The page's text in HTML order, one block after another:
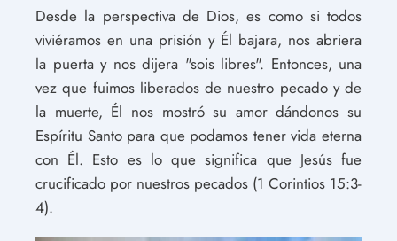
Desde la perspectiva de Dios, es como si todos
viviéramos en una prisión y Él bajara, nos abriera
la puerta y nos dijera "sois libres". Entonces, una
vez que fuimos liberados de nuestro pecado y de
la muerte, Él nos mostró su amor dándonos su
Espíritu Santo para que podamos tener vida eterna
con Él. Esto es lo que significa que Jesús fue
crucificado por nuestros pecados (1 Corintios 15:3-
4).